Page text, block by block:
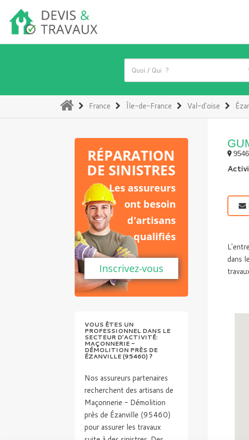
(current)
France Île-de-France Val-d'oise
dans
RÉPARATION
DE SINISTRES
Les assureurs
ont besoin
d'artisans
qualifiés
Inscrivez-vous
VOUS ÊTES UN
PROFESSIONNEL DANS LE
SECTEUR D'ACTIVITÉ:
MAÇONNERIE -
DÉMOLITION PRÈS DE
ÉZANVILLE (95460) ?
Nos assureurs partenaires
recherchent des artisans de
Maçonnerie - Démolition
près de Ézanville (95460)
pour assurer les travaux